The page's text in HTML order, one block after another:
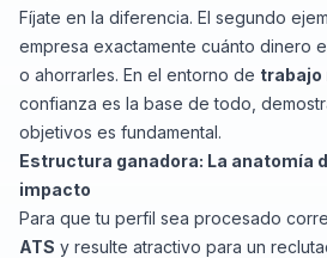
Fíjate en la diferencia. El segundo
empresa exactamente cuánto dinero
o ahorrarles. En el entorno de trabajo
confianza es la base de todo,
objetivos es fundamental.
Estructura ganadora: La anatomía
impacto
Para que tu perfil sea procesado
ATS y resulte atractivo para un